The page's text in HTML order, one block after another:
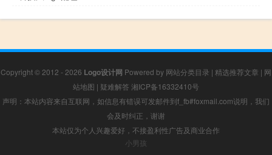
Copyright © 2012 - 2026 Logo设计网 Powered by 网站分类目录 | 精选推荐文章 | 网
站地图 | 疑难解答 湘ICP备16332410号
声明：本站内容来自互联网，如信息有错误可发邮件到f_fb#foxmail.com说明，我们
会及时纠正，谢谢
本站仅为个人兴趣爱好，不接盈利性广告及商业合作
小男孩